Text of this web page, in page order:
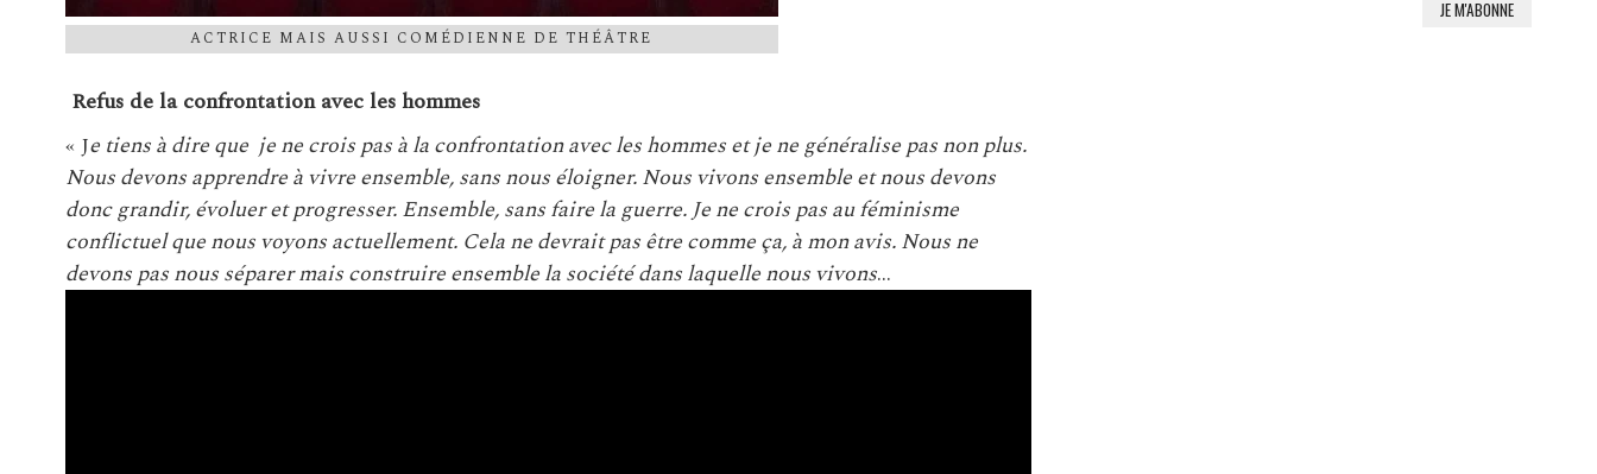
ACTRICE MAIS AUSSI COMÉDIENNE DE THÉÂTRE
Refus de la confrontation avec les hommes
« Je tiens à dire que je ne crois pas à la confrontation avec les hommes et je ne généralise pas non plus.
Nous devons apprendre à vivre ensemble, sans nous éloigner. Nous vivons ensemble et nous devons
donc grandir, évoluer et progresser. Ensemble, sans faire la guerre. Je ne crois pas au féminisme
conflictuel que nous voyons actuellement. Cela ne devrait pas être comme ça, à mon avis. Nous ne
devons pas nous séparer mais construire ensemble la société dans laquelle nous vivons…